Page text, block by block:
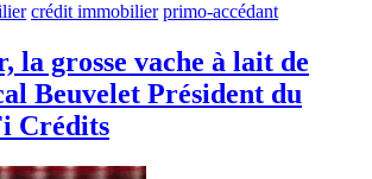
crédit immobilier primo-accédant
la grosse vache à lait de
Beuvelet Président du
Crédits